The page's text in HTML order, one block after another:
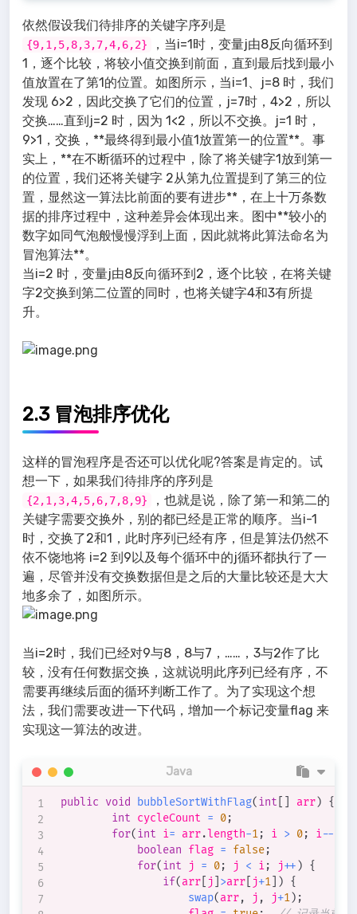
依然假设我们待排序的关键字序列是
{9,1,5,8,3,7,4,6,2}
，当i=1时，变量j由8反向循环到
1，逐个比较，将较小值交换到前面，直到最后找到最小
值放置在了第1的位置。如图所示，当i=1、j=8 时，我们
发现 6>2，因此交换了它们的位置，j=7时，4>2，所以
交换……直到j=2 时，因为 1<2，所以不交换。j=1 时，
9>1，交换，**最终得到最小值1放置第一的位置**。事
实上，**在不断循环的过程中，除了将关键字1放到第一
的位置，我们还将关键字 2从第九位置提到了第三的位
置，显然这一算法比前面的要有进步**，在上十万条数
据的排序过程中，这种差异会体现出来。图中**较小的
数字如同气泡般慢慢浮到上面，因此就将此算法命名为
冒泡算法**。
当i=2 时，变量j由8反向循环到2，逐个比较，在将关键
字2交换到第二位置的同时，也将关键字4和3有所提
升。
2.3 冒泡排序优化
这样的冒泡程序是否还可以优化呢?答案是肯定的。试
想一下，如果我们待排序的序列是
{2,1,3,4,5,6,7,8,9}
，也就是说，除了第一和第二的
关键字需要交换外，别的都已经是正常的顺序。当i-1
时，交换了2和1，此时序列已经有序，但是算法仍然不
依不饶地将 i=2 到9以及每个循环中的j循环都执行了一
遍，尽管并没有交换数据但是之后的大量比较还是大大
地多余了，如图所示。
当i=2时，我们已经对9与8，8与7，……，3与2作了比
较，没有任何数据交换，这就说明此序列已经有序，不
需要再继续后面的循环判断工作了。为了实现这个想
法，我们需要改进一下代码，增加一个标记变量flag 来
实现这一算法的改进。
public void bubbleSortWithFlag(int arr) {
int cycleCount = 0;
for(int i= arr.length-1; i > 0; i--
boolean flag = false;
for(int j = 0; j < i; j++) {
if(arr j >arr j+1 ) {
swap(arr, j , j+1) ;
Java